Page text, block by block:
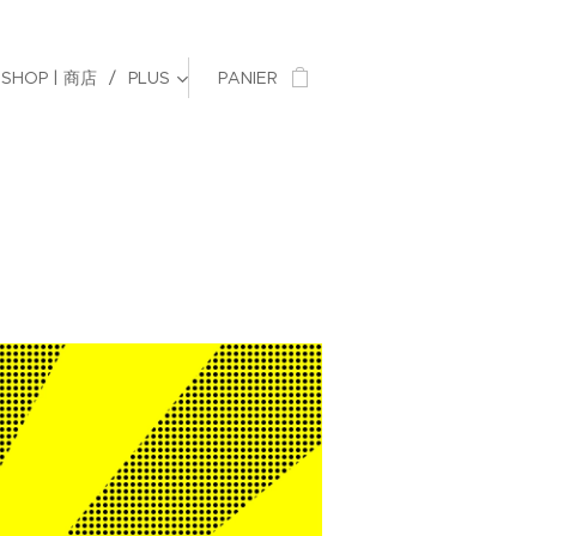
SHOP | 商店 PLUS PANIER